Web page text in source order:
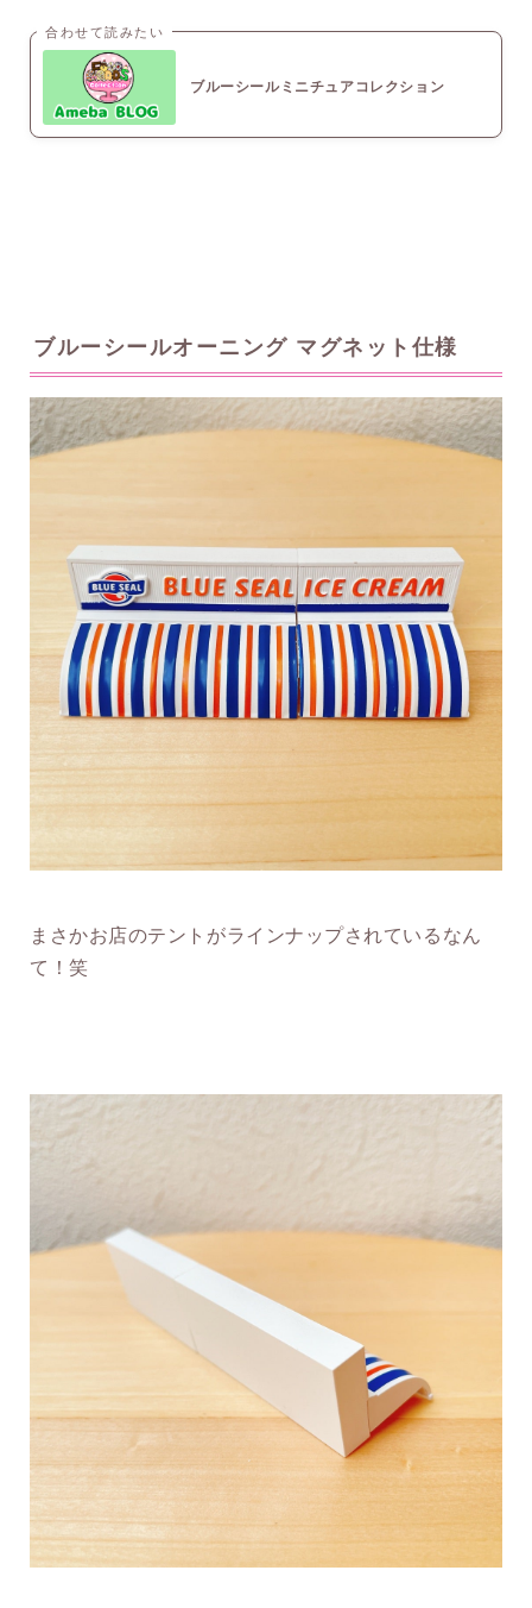
合わせて読みたい
ブルーシールミニチュアコレクション
ブルーシールオーニング マグネット仕様
まさかお店のテントがラインナップされているなん
て！笑